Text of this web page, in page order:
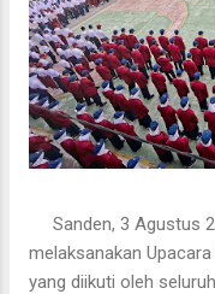
Sanden, 3 Agustus
melaksanakan
yang diikuti oleh